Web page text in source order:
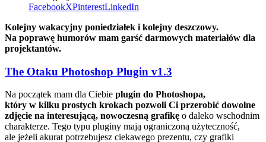
FacebookXPinterestLinkedIn
Kolejny wakacyjny poniedziałek i kolejny deszczowy.
Na poprawę humorów mam garść darmowych materiałów dla
projektantów.
The Otaku Photoshop Plugin v1.3
Na początek mam dla Ciebie plugin do Photoshopa,
który w kilku prostych krokach pozwoli Ci przerobić dowolne
zdjęcie na interesującą, nowoczesną grafikę o daleko wschodnim
charakterze. Tego typu pluginy mają ograniczoną użyteczność,
ale jeżeli akurat potrzebujesz ciekawego prezentu, czy grafiki